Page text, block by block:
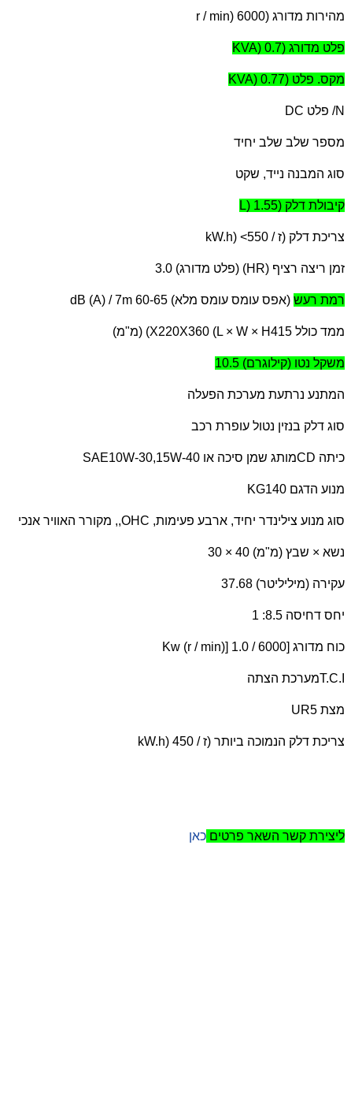
מהירות מדורג (r / min) 6000
פלט מדורג (KVA) 0.7
מקס. פלט (KVA) 0.77
N/ פלט DC
מספר שלב שלב יחיד
סוג המבנה נייד, שקט
קיבולת דלק (L) 1.55
צריכת דלק (ז / kW.h) <550
זמן ריצה רציף (HR) (פלט מדורג) 3.0
רמת רעש (אפס עומס עומס מלא) dB (A) / 7m 60-65
ממד כולל 415 X220X360 (L × W × H) (מ"מ)
משקל נטו (קילוגרם) 10.5
המתנע נרתעת מערכת הפעלה
סוג דלק בנזין נטול עופרת רכב
כיתה CDמותג שמן סיכה או SAE10W-30,15W-40
מנוע הדגם KG140
סוג מנוע צילינדר יחיד, ארבע פעימות, OHC,, מקורר האוויר אנכי
נשא × שבץ (מ"מ) 40 × 30
עקירה (מיליליטר) 37.68
יחס דחיסה 8.5: 1
כוח מדורג [Kw (r / min)] 1.0 / 6000
T.C.Iמערכת הצתה
מצת UR5
צריכת דלק הנמוכה ביותר (ז / kW.h) 450
ליצירת קשר השאר פרטים כאן